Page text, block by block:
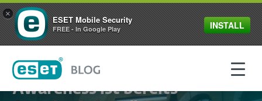
Cybersecurity-
Awareness ist bereits
×
ESET Mobile Security
FREE - In Google Play INSTALL